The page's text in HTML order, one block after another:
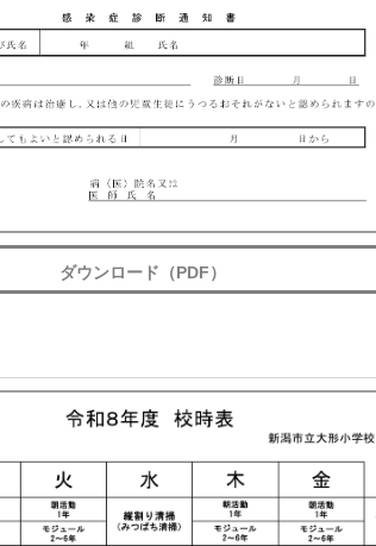
ダウンロード（PDF）